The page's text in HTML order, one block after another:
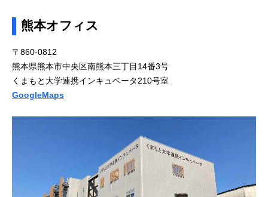
熊本オフィス
〒860-0812
熊本県熊本市中央区南熊本三丁目14番3号
くまもと大学連携インキュベータ210号室
GoogleMaps